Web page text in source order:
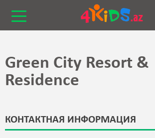
Green City Resort &
Residence
КОНТАКТНАЯ ИНФОРМАЦИЯ